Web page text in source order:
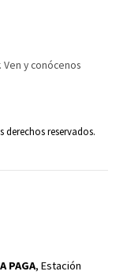
Ven y conócenos
derechos reservados.
PAGA, Estación